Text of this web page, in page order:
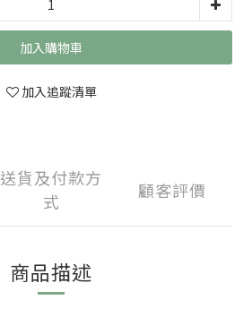
加入購物車
加入追蹤清單
送貨及付款方
式
顧客評價
商品描述